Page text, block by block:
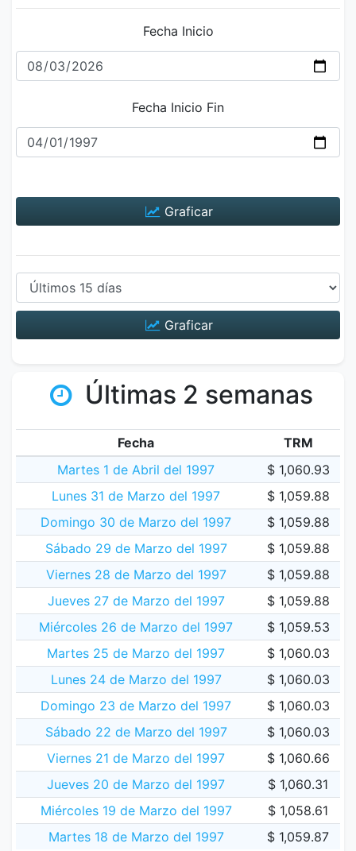
Fecha Inicio
Fecha Inicio Fin
Graficar
Graficar
Últimas 2 semanas
Fecha
TRM
Martes 1 de Abril del 1997
$ 1,060.93
Lunes 31 de Marzo del 1997
$ 1,059.88
Domingo 30 de Marzo del 1997
$ 1,059.88
Sábado 29 de Marzo del 1997
$ 1,059.88
Viernes 28 de Marzo del 1997
$ 1,059.88
Jueves 27 de Marzo del 1997
$ 1,059.88
Miércoles 26 de Marzo del 1997
$ 1,059.53
Martes 25 de Marzo del 1997
$ 1,060.03
Lunes 24 de Marzo del 1997
$ 1,060.03
Domingo 23 de Marzo del 1997
$ 1,060.03
Sábado 22 de Marzo del 1997
$ 1,060.03
Viernes 21 de Marzo del 1997
$ 1,060.66
Jueves 20 de Marzo del 1997
$ 1,060.31
Miércoles 19 de Marzo del 1997
$ 1,058.61
Martes 18 de Marzo del 1997
$ 1,059.87